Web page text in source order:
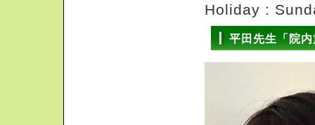
Holiday :
平田先生「院